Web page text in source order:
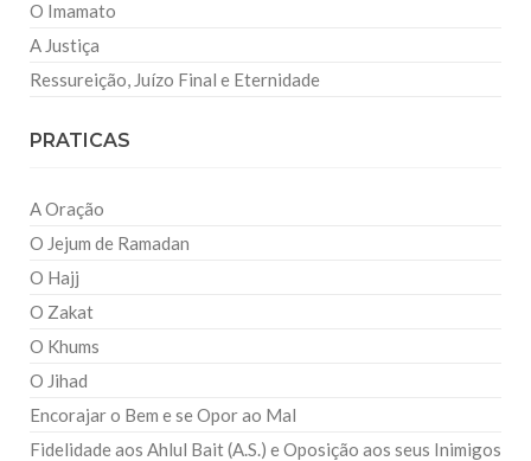
O Imamato
A Justiça
Ressureição, Juízo Final e Eternidade
PRATICAS
A Oração
O Jejum de Ramadan
O Hajj
O Zakat
O Khums
O Jihad
Encorajar o Bem e se Opor ao Mal
Fidelidade aos Ahlul Bait (A.S.) e Oposição aos seus Inimigos